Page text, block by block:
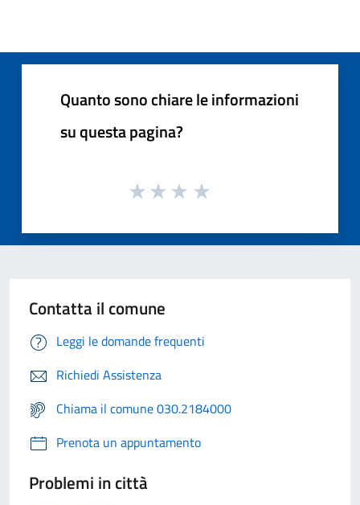
Quanto sono chiare le informazioni
su questa pagina?
Contatta il comune
Leggi le domande frequenti
Richiedi Assistenza
Chiama il comune 030.2184000
Prenota un appuntamento
Problemi in città